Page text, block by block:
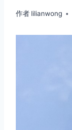
作者 lilianwong